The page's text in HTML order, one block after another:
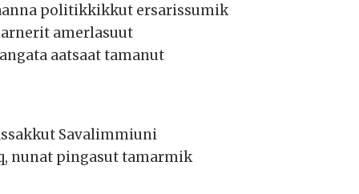
politikkikkut ersarissumik
amerlasuut
aatsaat tamanut
Savalimmiuni
nunat pingasut tamarmik